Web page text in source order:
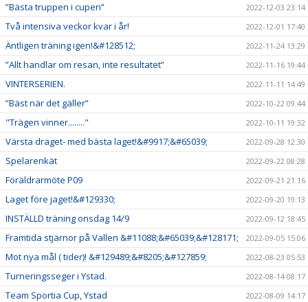
”Bästa truppen i cupen” 2022-12-03 23:14
Två intensiva veckor kvar i år! 2022-12-01 17:40
Äntligen träning igen!&#128512; 2022-11-24 13:29
”Allt handlar om resan, inte resultatet” 2022-11-16 19:44
VINTERSERIEN. 2022-11-11 14:49
”Bäst när det gäller” 2022-10-22 09:44
"Trägen vinner........" 2022-10-11 19:32
Värsta draget- med bästa laget!&#9917;&#65039; 2022-09-28 12:30
Spelarenkät 2022-09-22 08:28
Föräldrarmöte P09 2022-09-21 21:16
Laget före jaget!&#129330; 2022-09-20 19:13
INSTÄLLD träning onsdag 14/9 2022-09-12 18:45
Framtida stjärnor på Vallen &#11088;&#65039;&#128171; 2022-09-05 15:06
Mot nya mål ( tider)! &#129489;&#8205;&#127859; 2022-08-23 05:53
Turneringsseger i Ystad. 2022-08-14 08:17
Team Sportia Cup, Ystad 2022-08-09 14:17